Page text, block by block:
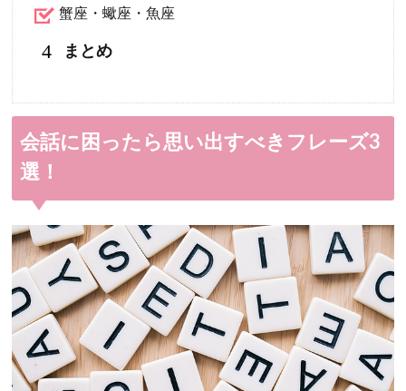
蟹座・蠍座・魚座
4 まとめ
会話に困ったら思い出すべきフレーズ3
選！